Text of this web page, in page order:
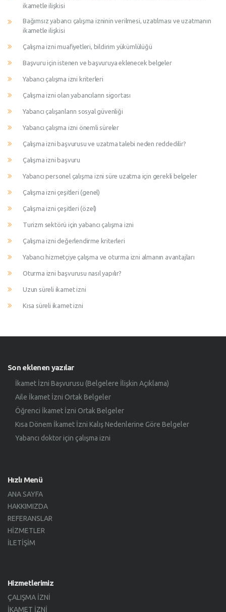
ikametle ilişkisi
Bağımsız yabancı çalışma izninin verilmesi, uzatılması ve uzatmanın
ikametle ilişkisi
Çalışma izni muafiyetleri, bildirim yükümlülüğü
Başvuru için istenen ve başvuruya eklenecek belgeler
Yabancı çalışma izni kriterleri
Çalışma izni olan yabancıların sigortası
Yabancı çalışanların sosyal güvenliği
Yabancı çalışma izni önemli süreler
Çalışma izni başvurusu ve uzatma talebi neden reddedilir?
Çalışma izni başvuru
Yabancı personel çalışma izni süre uzatma için gerekli belgeler
Çalışma izni çeşitleri (genel)
Çalışma izni çeşitleri (özel)
Turizm sektörü için yabancı çalışma izni
Çalışma izni değerlendirme kriterleri
Yabancı hizmetçiye çalışma ve oturma izni almanın avantajları
Oturma izni başvurusu nasıl yapılır?
Uzun süreli ikamet izni
Kısa süreli ikamet izni
Son eklenen yazılar
İkamet İzni Başvurusu (Belgelere İlişkin Açıklama)
Aile İkamet İzni Ortak Belgeler
Öğrenci İkamet İzni Ortak Belgeler
Kısa Dönem İkamet İzni Kalış Nedenlerine Göre Belgeler
Yabancı doktor için çalışma izni
Hızlı Menü
ANA SAYFA
HAKKIMIZDA
REFERANSLAR
HIZMETLER
İLETIŞIM
Hizmetlerimiz
ÇALIŞMA İZNI
İKAMET İZNI